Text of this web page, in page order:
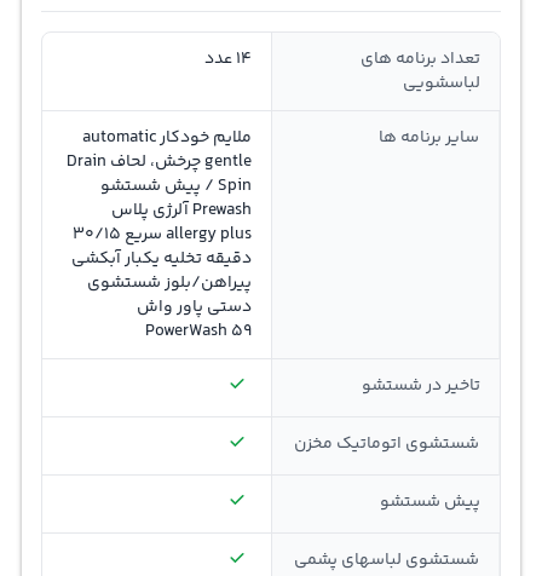
تعداد برنامه های
لباسشویی
14 عدد
سایر برنامه ها
ملایم خودکار automatic
gentle چرخش، لحاف Drain
/ Spin پیش شستشو
Prewash آلرژی پلاس
allergy plus سریع 30/15
دقیقه تخلیه یکبار آبکشی
پیراهن/بلوز شستشوی
دستی پاور واش
PowerWash 59
تاخیر در شستشو
شستشوی اتوماتیک مخزن
پیش شستشو
شستشوی لباسهای پشمی